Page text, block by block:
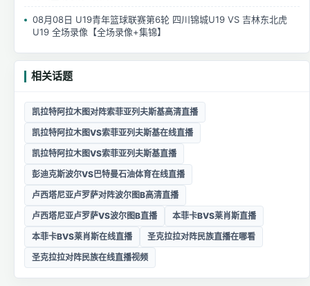
08月08日 U19青年篮球联赛第6轮 四川锦城U19 VS 吉林东北虎
U19 全场录像【全场录像+集锦】
相关话题
凯拉特阿拉木图对阵索菲亚列夫斯基高清直播
凯拉特阿拉木图VS索菲亚列夫斯基在线直播
凯拉特阿拉木图VS索菲亚列夫斯基直播
彭迪克斯波尔VS巴特曼石油体育在线直播
卢西塔尼亚卢罗萨对阵波尔图B高清直播
卢西塔尼亚卢罗萨VS波尔图B直播
本菲卡BVS莱肖斯直播
本菲卡BVS莱肖斯在线直播
圣克拉拉对阵民族直播在哪看
圣克拉拉对阵民族在线直播视频